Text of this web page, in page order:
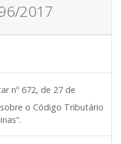
2017
nº 672, de 27 de
o Código Tributário